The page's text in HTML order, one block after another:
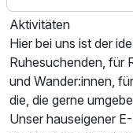
Aktivitäten
Hier bei uns ist der
Ruhesuchenden, für
und Wander:innen,
die, die gerne
Unser hauseigener